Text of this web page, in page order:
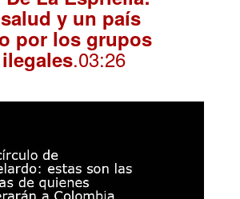
y un país
por los grupos
.03:26